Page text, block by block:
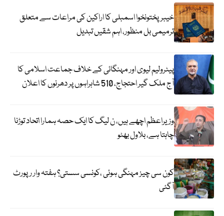
خیبرپختونخوا اسمبلی کا اراکین کی مراعات سے متعلق
ترمیمی بل منظور، اہم شقیں تبدیل
پیٹرولیم لیوی اور مہنگائی کے خلاف جماعت اسلامی کا
آج ملک گیر احتجاج، 510 شاہراہوں پر دھرنوں کا اعلان
وزیراعظم اچھے ہیں، ن لیگ کا ایک حصہ ہمارا اتحاد توڑنا
چاہتا ہے، بلاول بھٹو
کون سی چیز مہنگی ہوئی ،کونسی سستی؟ ہفتہ وار رپورٹ
آگئی